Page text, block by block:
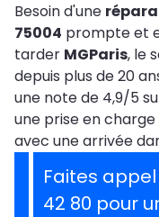
Besoin d'une
75004 prompte et
tarder MGParis, le
depuis plus de 20
une note de 4,9/5
une prise en
avec une arrivée
Faites appel
42 80 pour